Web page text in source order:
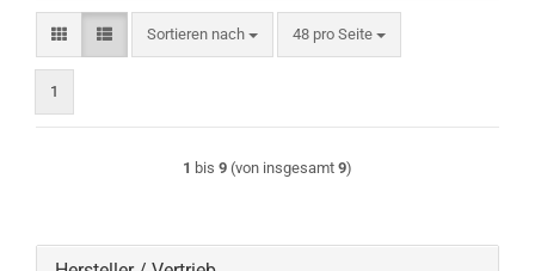
Sortieren nach
Sortieren nach 48 pro Seite
pro Seite
1
1 bis 9 (von insgesamt 9)